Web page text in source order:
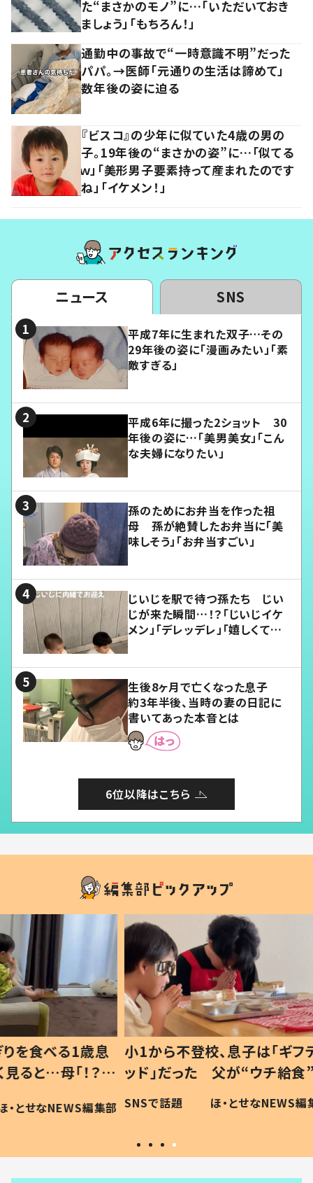
た“まさかのモノ”に…「いただいておき
ましょう」「もちろん！」
通勤中の事故で“一時意識不明”だった
パパ。→医師「元通りの生活は諦めて」
数年後の姿に迫る
『ビスコ』の少年に似ていた4歳の男の
子。19年後の“まさかの姿”に…「似てる
ｗ」「美形男子要素持って産まれたのです
ね」「イケメン！」
ニュース SNS
平成7年に生まれた双子…その
29年後の姿に「漫画みたい」「素
敵すぎる」
平成6年に撮った2ショット 30
年後の姿に…「美男美女」「こん
な夫婦になりたい」
孫のためにお弁当を作った祖
母 孫が絶賛したお弁当に「美
味しそう」「お弁当すごい」
じいじを駅で待つ孫たち じい
じが来た瞬間…！？「じいじイケ
メン」「デレッデレ」「嬉しくて可
生後8ヶ月で亡くなった息子
約3年半後、当時の妻の日記に
書いてあった本音とは
6位以降はこちら
歳息
？」
編集部
小1から不登校、息子は「ギフテ
ッド」だった 父が“ウチ給食”を
作り続ける理由とは #令和の親
#令和の子
SNSで話題 ほ・とせなNEWS編集部
ひ孫
が、抱
「涙
い」